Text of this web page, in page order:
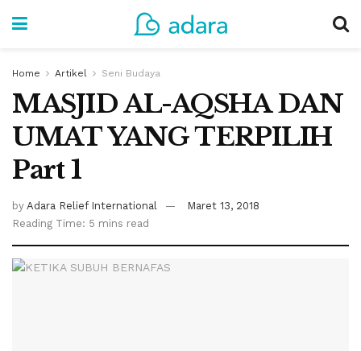
Home Artikel Seni Budaya
MASJID AL-AQSHA DAN
UMAT YANG TERPILIH
Part 1
by Adara Relief International
Maret 13, 2018
Reading Time: 5 mins read